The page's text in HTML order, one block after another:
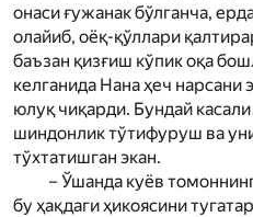
онаси ғужанак бўлганча,
ола­йиб, оёқ-қўллари
баъзан қизғиш кўпик оқа
келганида Нана ҳеч нарсани
юлуқ чиқарди. Бундай
шиндонлик тўтифуруш ва
тўхтатишган экан.
– Ўшанда куёв
бу ҳақдаги ҳикоясини